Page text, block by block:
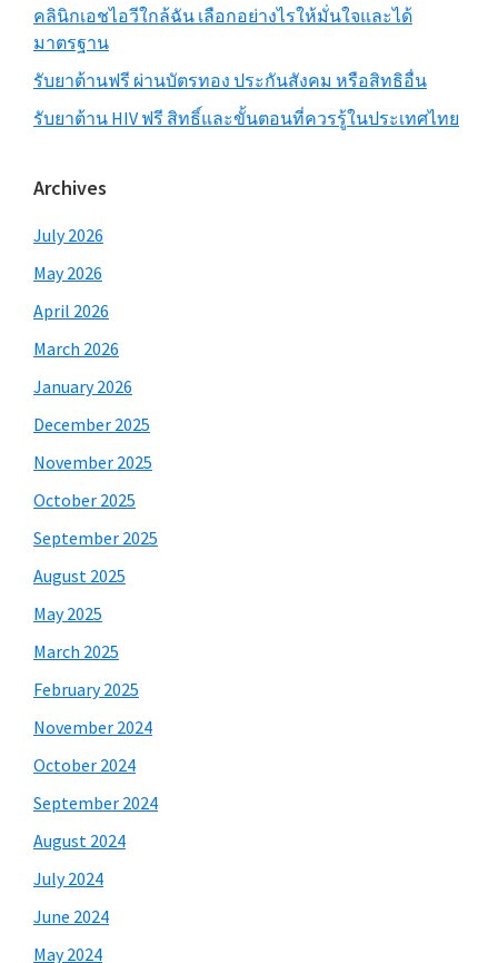
คลินิกเอชไอวีใกล้ฉัน เลือกอย่างไรให้มั่นใจและได้
มาตรฐาน
รับยาต้านฟรี ผ่านบัตรทอง ประกันสังคม หรือสิทธิอื่น
รับยาต้าน HIV ฟรี สิทธิ์และขั้นตอนที่ควรรู้ในประเทศไทย
Archives
July 2026
May 2026
April 2026
March 2026
January 2026
December 2025
November 2025
October 2025
September 2025
August 2025
May 2025
March 2025
February 2025
November 2024
October 2024
September 2024
August 2024
July 2024
June 2024
May 2024